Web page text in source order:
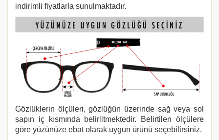
indirimli fiyatlarla sunulmaktadır.
Gözlüklerin ölçüleri, gözlüğün üzerinde sağ veya sol
sapın iç kısmında belirlitmektedir. Belirtilen ölçülere
göre yüzünüze ebat olarak uygun ürünü seçebilirsiniz.